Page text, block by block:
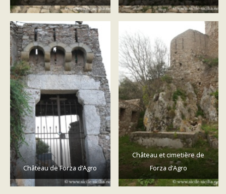
Château de Forza d’Agro
Château et cimetière de
Forza d’Agro